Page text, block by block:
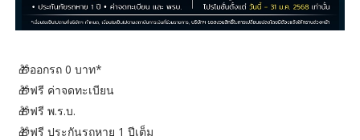
🎁ออกรถ 0 บาท*
🎁ฟรี ค่าจดทะเบียน
🎁ฟรี พ.ร.บ.
🎁ฟรี ประกันรถหาย 1 ปีเต็ม